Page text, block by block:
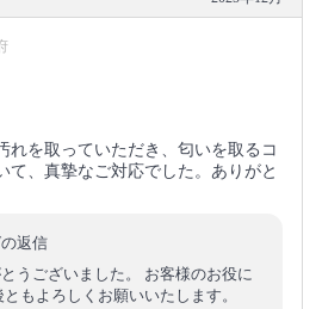
れを取っていただき、匂いを取るコ
て、真摯なご対応でした。ありがと
返信
うございました。 お客様のお役に
もよろしくお願いいたします。